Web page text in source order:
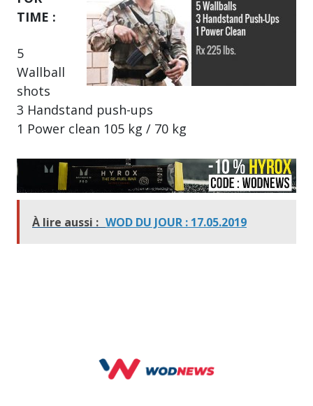
TIME :
5
Wallball
shots
3 Handstand push-ups
1 Power clean 105 kg / 70 kg
À lire aussi : WOD DU JOUR : 17.05.2019